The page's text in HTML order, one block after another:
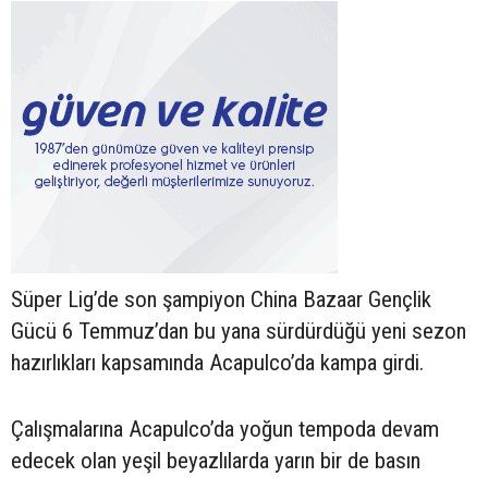
Süper Lig’de son şampiyon China Bazaar Gençlik
Gücü 6 Temmuz’dan bu yana sürdürdüğü yeni sezon
hazırlıkları kapsamında Acapulco’da kampa girdi.
Çalışmalarına Acapulco’da yoğun tempoda devam
edecek olan yeşil beyazlılarda yarın bir de basın